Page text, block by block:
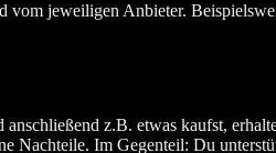
jeweiligen Anbieter.
z.B. etwas kaufst,
Nachteile. Im Gegenteil: Du